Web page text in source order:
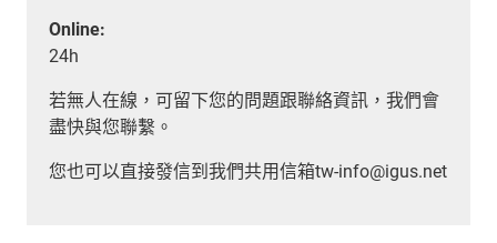
Online:
24h
若無人在線，可留下您的問題跟聯絡資訊，我們會
盡快與您聯繫。
您也可以直接發信到我們共用信箱tw-info@igus.net